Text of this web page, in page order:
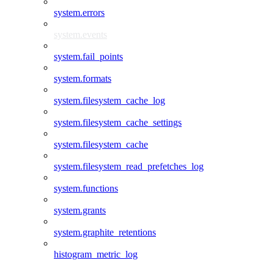
system.errors
system.events
system.fail_points
system.formats
system.filesystem_cache_log
system.filesystem_cache_settings
system.filesystem_cache
system.filesystem_read_prefetches_log
system.functions
system.grants
system.graphite_retentions
histogram_metric_log